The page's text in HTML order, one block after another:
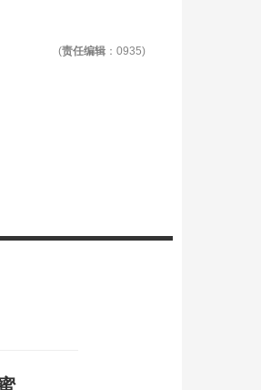
(责任编辑 ：0935)